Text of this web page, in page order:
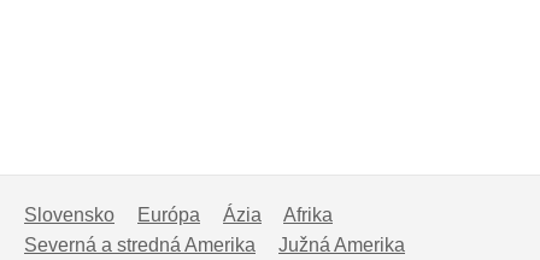
Slovensko Európa Ázia
Afrika
Severná a stredná Amerika
Južná Amerika